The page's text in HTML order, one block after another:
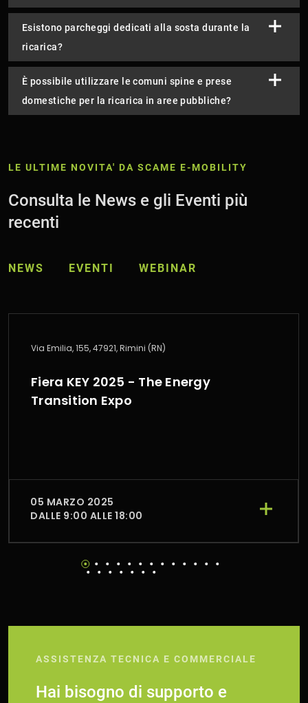
Esistono parcheggi dedicati alla sosta durante la
ricarica?
È possibile utilizzare le comuni spine e prese
domestiche per la ricarica in aree pubbliche?
LE ULTIME NOVITA' DA SCAME E-MOBILITY
Consulta le News e gli Eventi più
recenti
NEWS EVENTI WEBINAR
Via Emilia, 155, 47921, Rimini (RN)
Fiera KEY 2025 - The Energy
Transition Expo
05 MARZO 2025
DALLE 9:00 ALLE 18:00
ASSISTENZA TECNICA E COMMERCIALE
Hai bisogno di supporto e